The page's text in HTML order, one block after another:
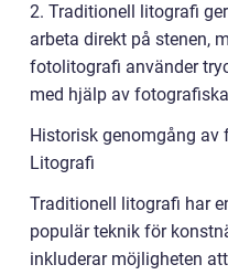
2. Traditionell litografi
arbeta direkt på stenen,
fotolitografi använder
med hjälp av
Historisk genomgång av
Litografi
Traditionell litografi har
populär teknik för
inkluderar möjligheten